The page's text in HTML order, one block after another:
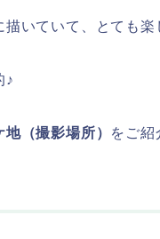
いていて、とても楽
♪
地（撮影場所） をご紹